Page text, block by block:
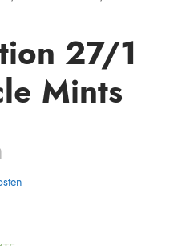
27/1
Mints